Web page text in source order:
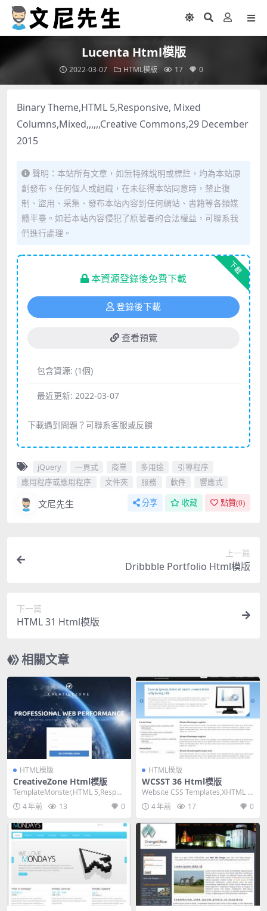
Lucenta Html模版
2022-03-07 HTML模版 17 0
Binary Theme,HTML 5,Responsive, Mixed
Columns,Mixed,,,,,,Creative Commons,29 December
2015
聲明：本站所有文章，如無特殊說明或標註，均為本站原
創發布。任何個人或組織，在未征得本站同意時，禁止復
制、盜用、采集、發布本站內容到任何網站、書籍等各類媒
體平臺。如若本站內容侵犯了原著者的合法權益，可聯系我
們進行處理。
下載
本資源登錄後免費下載
登錄後下載
查看預覽
包含資源: (1個)
最近更新: 2022-03-07
下載遇到問題？可聯系客服或反饋
jQuery 一頁式 商業 多用途
引導程序
應用程序或應用程序
文件夾 服務 軟件 響應式
文尼先生 分享 收藏 點贊(0)
上一篇
Dribbble Portfolio Html模版
下一篇
HTML 31 Html模版
相關文章
HTML模版
CreativeZone Html模版
TemplateMonster,HTML 5,Respon
sive, Mixed...
4 年前 13 0
HTML模版
WCSST 36 Html模版
Website CSS Templates,XHTML 1.
0 Transiti...
4 年前 17 0